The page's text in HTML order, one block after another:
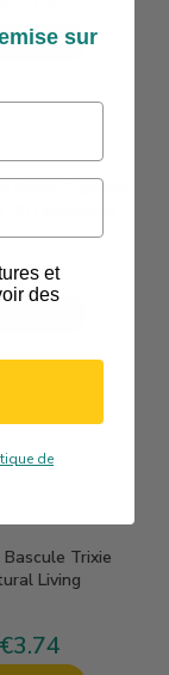
Noyer/Cannelle
Price
Trixie
Living
Price
€3.74
sur
et
des
de